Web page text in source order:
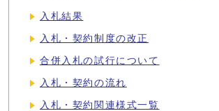
入札結果
入札・契約制度の改正
合併入札の試行について
入札・契約の流れ
入札・契約関連様式一覧